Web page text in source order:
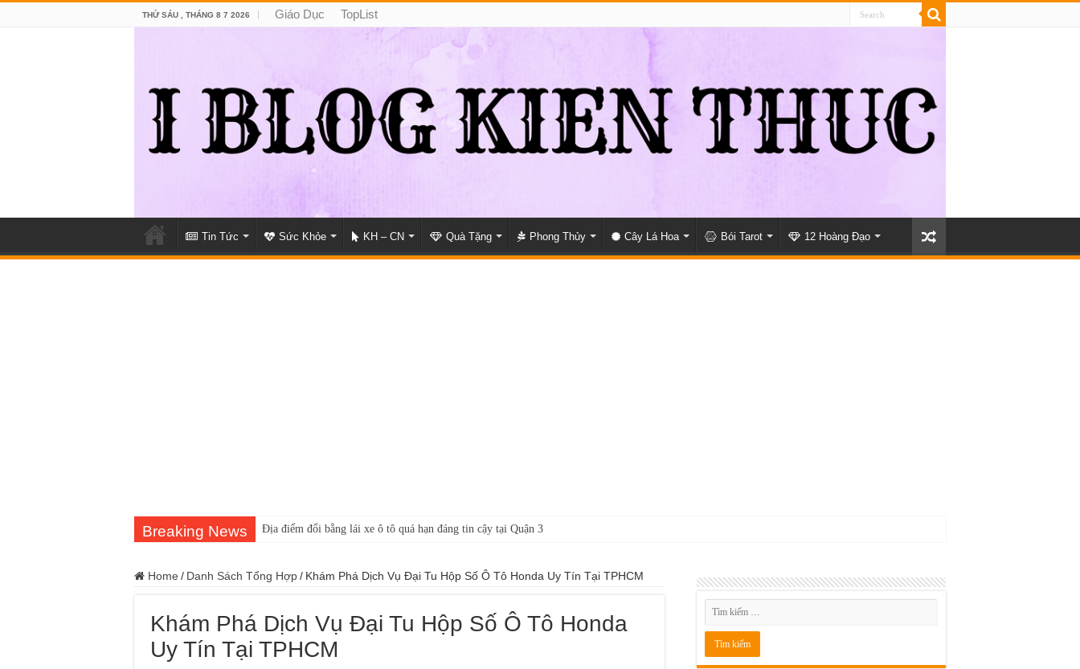
THỨ SÁU , THÁNG 8 7 2026 Giáo Dục TopList
Tin Tức Sức Khỏe KH – CN Quà Tặng Phong Thủy Cây Lá Hoa Bói Tarot 12 Hoàng Đạo
Breaking News Địa điểm đổi bằng lái xe ô tô quá hạn đáng tin cậy tại Quận 3
Home / Danh Sách Tổng Hợp/ Khám Phá Dịch Vụ Đại Tu Hộp Số Ô Tô Honda Uy Tín Tại TPHCM
Khám Phá Dịch Vụ Đại Tu Hộp Số Ô Tô Honda
Uy Tín Tại TPHCM